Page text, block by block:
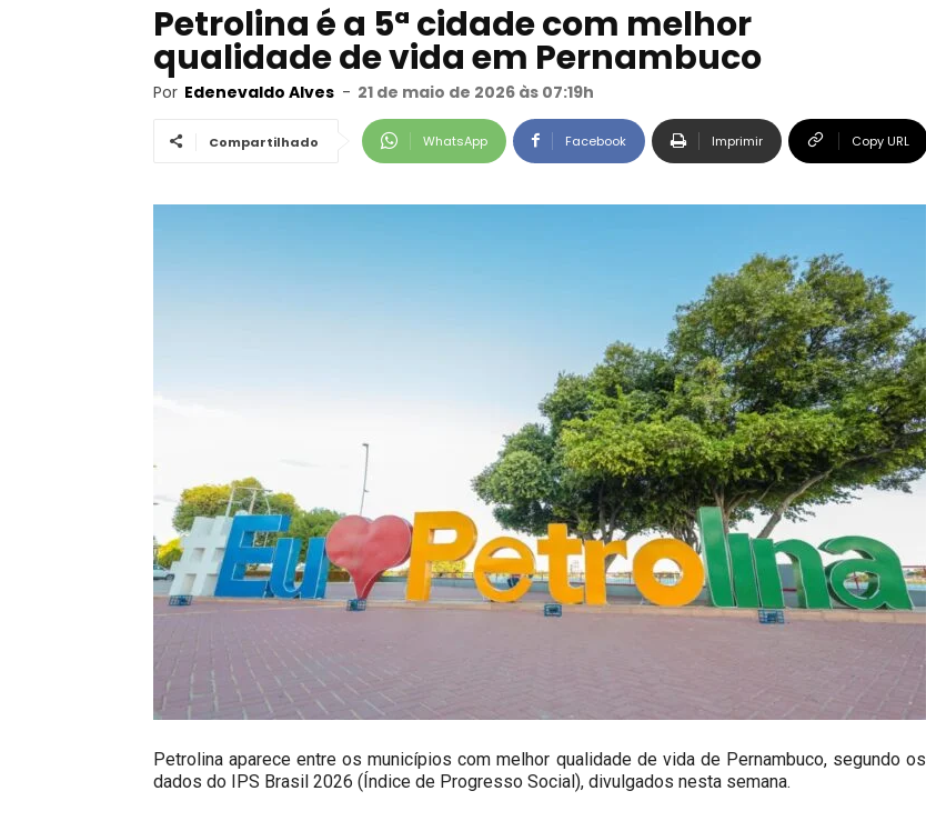
Petrolina é a 5ª cidade com melhor
qualidade de vida em Pernambuco
Por Edenevaldo Alves - 21 de maio de 2026 às 07:19h
Compartilhado WhatsApp Facebook Imprimir Copy URL
Petrolina aparece entre os municípios com melhor qualidade de vida de Pernambuco, segundo os
dados do IPS Brasil 2026 (Índice de Progresso Social), divulgados nesta semana.